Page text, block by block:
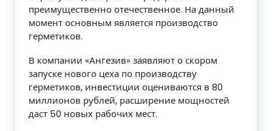
преимущественно отечественное. На данный
момент основным является производство
герметиков.
В компании «Ангезив» заявляют о скором
запуске нового цеха по производству
герметиков, инвестиции оцениваются в 80
миллионов рублей, расширение мощностей
даст 50 новых рабочих мест.